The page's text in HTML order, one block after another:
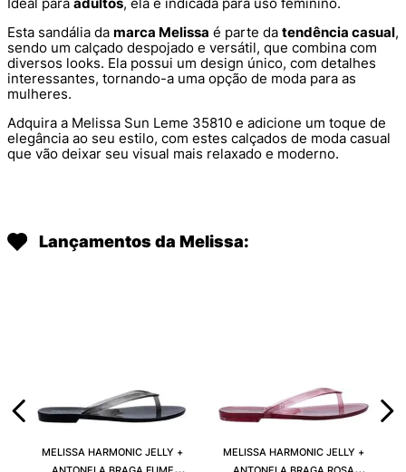
Esta sandália da marca Melissa é parte da tendência casual,
sendo um calçado despojado e versátil, que combina com
diversos looks. Ela possui um design único, com detalhes
interessantes, tornando-a uma opção de moda para as
mulheres.
Adquira a Melissa Sun Leme 35810 e adicione um toque de
elegância ao seu estilo, com estes calçados de moda casual
que vão deixar seu visual mais relaxado e moderno.
Lançamentos da Melissa:
MELISSA HARMONIC JELLY +
MELISSA HARMONIC JELLY +